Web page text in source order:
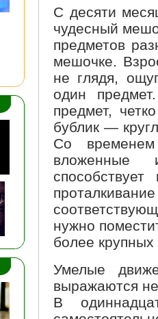
С десяти
чудесный
предметов
мешочке.
не глядя,
один
предмет,
бублик —
Со
вложенные
нужно
более
Умелые
выражаются
В